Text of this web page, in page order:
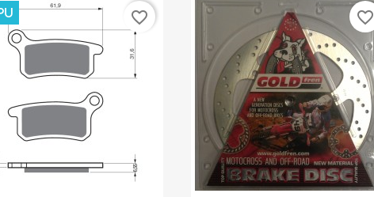
favorite_border favorite_border